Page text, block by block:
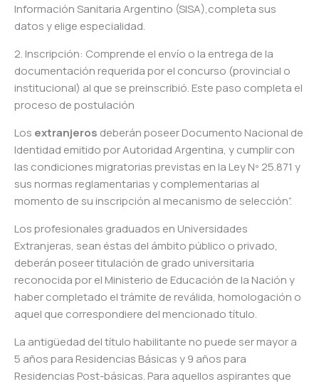
Información Sanitaria Argentino (SISA),completa sus
datos y elige especialidad.
2. Inscripción: Comprende el envío o la entrega de la
documentación requerida por el concurso (provincial o
institucional) al que se preinscribió. Este paso completa el
proceso de postulación
Los extranjeros deberán poseer Documento Nacional de
Identidad emitido por Autoridad Argentina, y cumplir con
las condiciones migratorias previstas en la Ley Nº 25.871 y
sus normas reglamentarias y complementarias al
momento de su inscripción al mecanismo de selección”.
Los profesionales graduados en Universidades
Extranjeras, sean éstas del ámbito público o privado,
deberán poseer titulación de grado universitaria
reconocida por el Ministerio de Educación de la Nación y
haber completado el trámite de reválida, homologación o
aquel que correspondiere del mencionado título.
La antigüedad del título habilitante no puede ser mayor a
5 años para Residencias Básicas y 9 años para
Residencias Post-básicas. Para aquellos aspirantes que